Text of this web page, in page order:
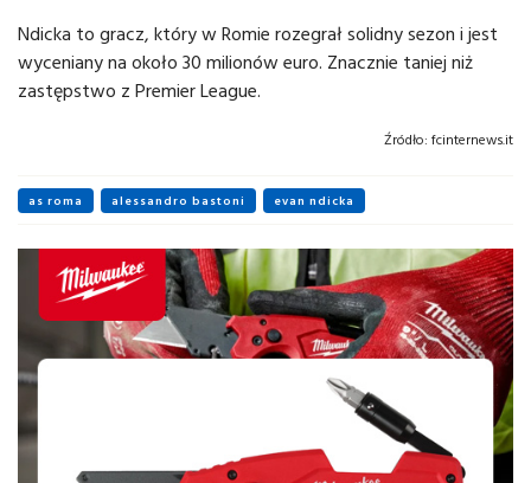
Ndicka to gracz, który w Romie rozegrał solidny sezon i jest
wyceniany na około 30 milionów euro. Znacznie taniej niż
zastępstwo z Premier League.
Źródło: fcinternews.it
as roma alessandro bastoni evan ndicka